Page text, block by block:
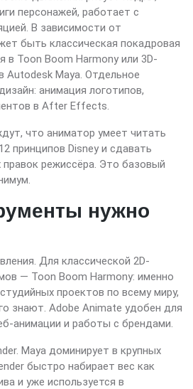
персонажей, работает с
В зависимости от
быть классическая покадровая
в Toon Boom Harmony или 3D-
Autodesk Maya. Отдельное
анимация логотипов,
в After Effects.
что аниматор умеет читать
принципов Disney и сдавать
режиссёра. Это базовый
нужно
Для классической 2D-
— Toon Boom Harmony: именно
проектов по всему миру,
знают. Adobe Animate удобен для
анимации и работы с брендами.
Maya доминирует в крупных
быстро набирает вес как
и уже используется в